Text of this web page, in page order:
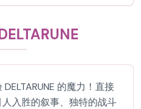
的魔力！直接
入胜的叙事、独特的战斗